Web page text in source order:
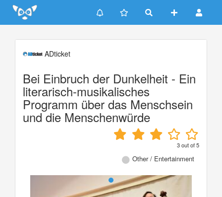
Update cookies preferences
ADticket
Bei Einbruch der Dunkelheit - Ein
literarisch-musikalisches
Programm über das Menschsein
und die Menschenwürde
3out of5
Other / Entertainment